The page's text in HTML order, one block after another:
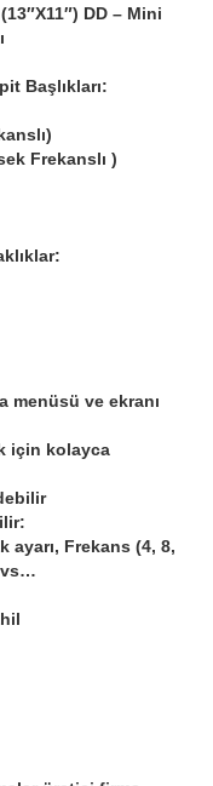
DD – Mini
Başlıkları:
Frekanslı )
ve ekranı
kolayca
Frekans (4, 8,
vs…